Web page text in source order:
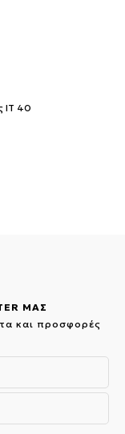
IT 40
ΜΑΣ
και προσφορές